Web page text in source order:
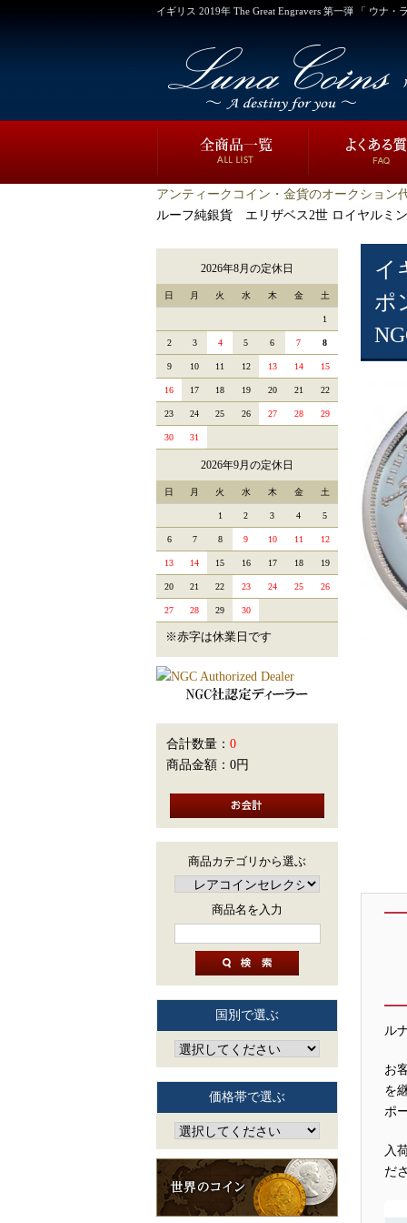
イギリス 2019年 The Great Engravers 第一弾 「 ウナ
アンティークコイン・金貨のオークション
ルーフ純銀貨 エリザベス2世 ロイヤルミン
イ
ポ
ル
お
を
ポ
入
だ
2026年8月の定休日
日 月 火 水 木 金 土
1
2 3 4 5 6 7 8
9 10 11 12 13 14 15
16 17 18 19 20 21 22
23 24 25 26 27 28 29
30 31
2026年9月の定休日
日 月 火 水 木 金 土
1 2 3 4 5
6 7 8 9 10 11 12
13 14 15 16 17 18 19
20 21 22 23 24 25 26
27 28 29 30
※赤字は休業日です
合計数量： 0
商品金額： 0円
商品カテゴリから選ぶ
商品名を入力
国別で選ぶ
価格帯で選ぶ